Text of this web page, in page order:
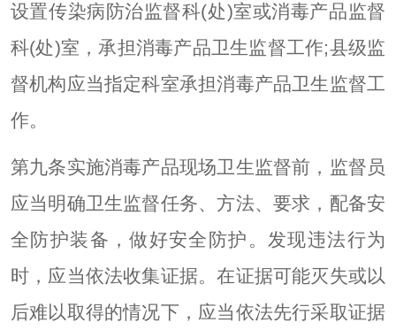
设置传染病防治监督科(处)室或消毒产品监督
科(处)室，承担消毒产品卫生监督工作;县级监
督机构应当指定科室承担消毒产品卫生监督工
作。
第九条实施消毒产品现场卫生监督前，监督员
应当明确卫生监督任务、方法、要求，配备安
全防护装备，做好安全防护。发现违法行为
时，应当依法收集证据。在证据可能灭失或以
后难以取得的情况下，应当依法先行采取证据